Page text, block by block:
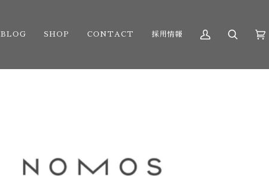
BLOG SHOP CONTACT 採用情報
マ
ア
Search
カ
ト